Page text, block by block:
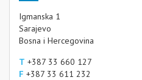
Igmanska 1
Sarajevo
Bosna i Hercegovina
T +387 33 660 127
F +387 33 611 232